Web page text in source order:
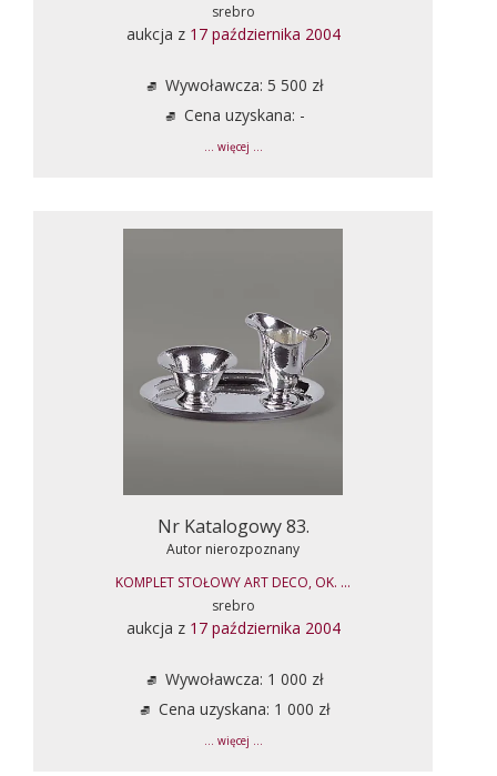
srebro
aukcja z 17 października 2004
Wywoławcza: 5 500 zł
Cena uzyskana: -
... więcej ...
Nr Katalogowy 83.
Autor nierozpoznany
KOMPLET STOŁOWY ART DECO, OK. ...
srebro
aukcja z 17 października 2004
Wywoławcza: 1 000 zł
Cena uzyskana: 1 000 zł
... więcej ...